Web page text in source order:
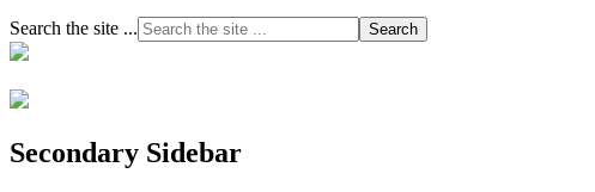
Search the site ...
Secondary Sidebar